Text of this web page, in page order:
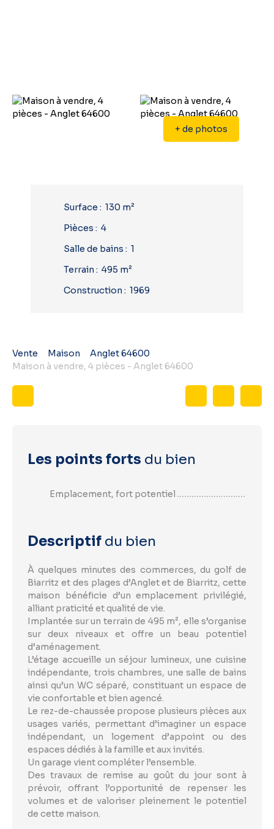
+ de photos
Surface : 130 m²
Pièces : 4
Salle de bains : 1
Terrain : 495 m²
Construction : 1969
Vente Maison
Anglet 64600
Maison à vendre, 4 pièces - Anglet 64600
Les points forts du bien
Emplacement, fort potentiel
Descriptif du bien
À quelques minutes des commerces, du golf de
Biarritz et des plages d’Anglet et de Biarritz, cette
maison bénéficie d’un emplacement privilégié,
alliant praticité et qualité de vie.
Implantée sur un terrain de 495 m², elle s’organise
sur deux niveaux et offre un beau potentiel
d’aménagement.
L’étage accueille un séjour lumineux, une cuisine
indépendante, trois chambres, une salle de bains
ainsi qu’un WC séparé, constituant un espace de
vie confortable et bien agencé.
Le rez-de-chaussée propose plusieurs pièces aux
usages variés, permettant d’imaginer un espace
indépendant, un logement d’appoint ou des
espaces dédiés à la famille et aux invités.
Un garage vient compléter l’ensemble.
Des travaux de remise au goût du jour sont à
prévoir, offrant l’opportunité de repenser les
volumes et de valoriser pleinement le potentiel
de cette maison.